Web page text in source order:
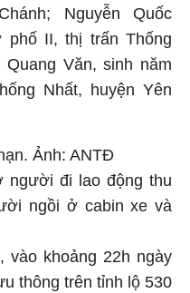
Nguyễn Quốc
phố II, thị trấn Thống
Văn, sinh năm
Nhất, huyện Yên
Ảnh: ANTĐ
người đi lao động thu
ngồi ở cabin xe và
vào khoảng 22h ngày
thông trên tỉnh lộ 530